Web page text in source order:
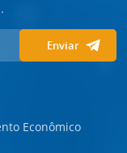
Enviar
Econômico